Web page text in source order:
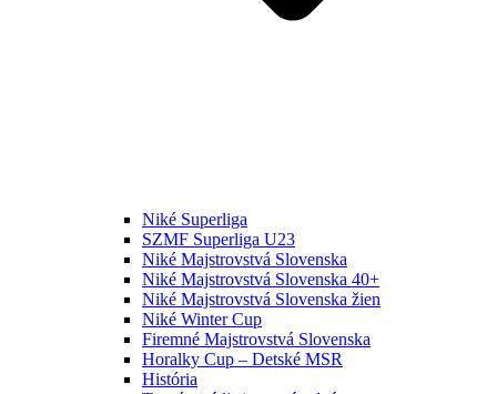
Niké Superliga
SZMF Superliga U23
Niké Majstrovstvá Slovenska
Niké Majstrovstvá Slovenska 40+
Niké Majstrovstvá Slovenska žien
Niké Winter Cup
Firemné Majstrovstvá Slovenska
Horalky Cup – Detské MSR
História